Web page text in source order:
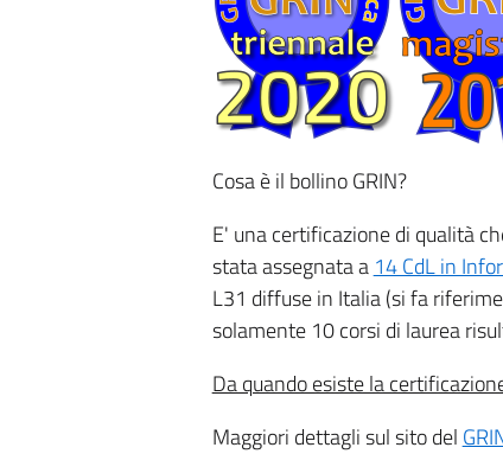
Cosa è il bollino GRIN?
E' una certificazione di qualità
stata assegnata a 14 CdL in
L31 diffuse in Italia (si fa
solamente 10 corsi di laurea
Da quando esiste la
Maggiori dettagli sul sito del